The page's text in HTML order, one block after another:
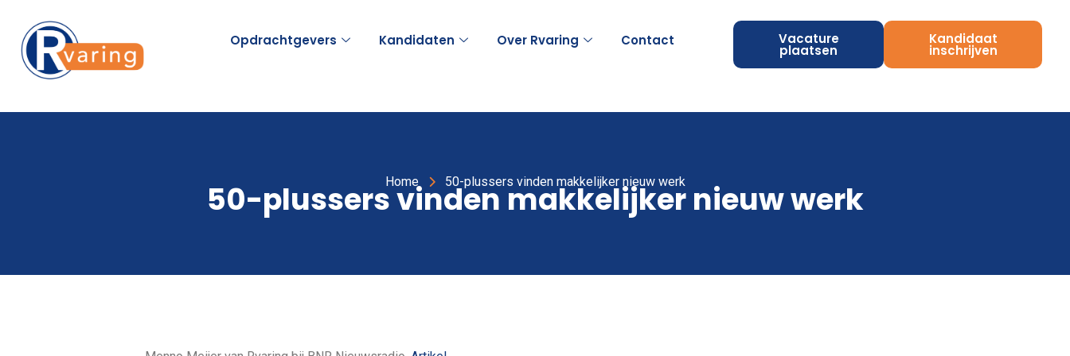
Opdrachtgevers Kandidaten Over Rvaring Contact Vacature
plaatsen
Kandidaat
inschrijven
Home 50-plussers vinden makkelijker nieuw werk
50-plussers vinden makkelijker nieuw werk